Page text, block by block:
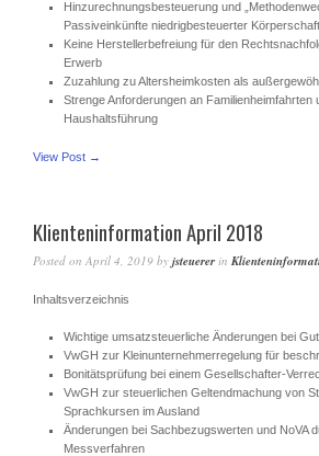
Hinzurechnungsbesteuerung und
Passiveinkünfte niedrigbesteuerter
Keine Herstellerbefreiung für den
Erwerb
Zuzahlung zu Altersheimkosten als
Strenge Anforderungen an Familienheimfahrten
Haushaltsführung
View Post →
Klienteninformation April 2018
Posted on April 4, 2019 by jsteuerer in
Inhaltsverzeichnis
Wichtige umsatzsteuerliche Änderungen bei
VwGH zur Kleinunternehmerregelung für
Bonitätsprüfung bei einem Gesellschafter-
VwGH zur steuerlichen Geltendmachung von
Sprachkursen im Ausland
Änderungen bei Sachbezugswerten und NoVA
Messverfahren